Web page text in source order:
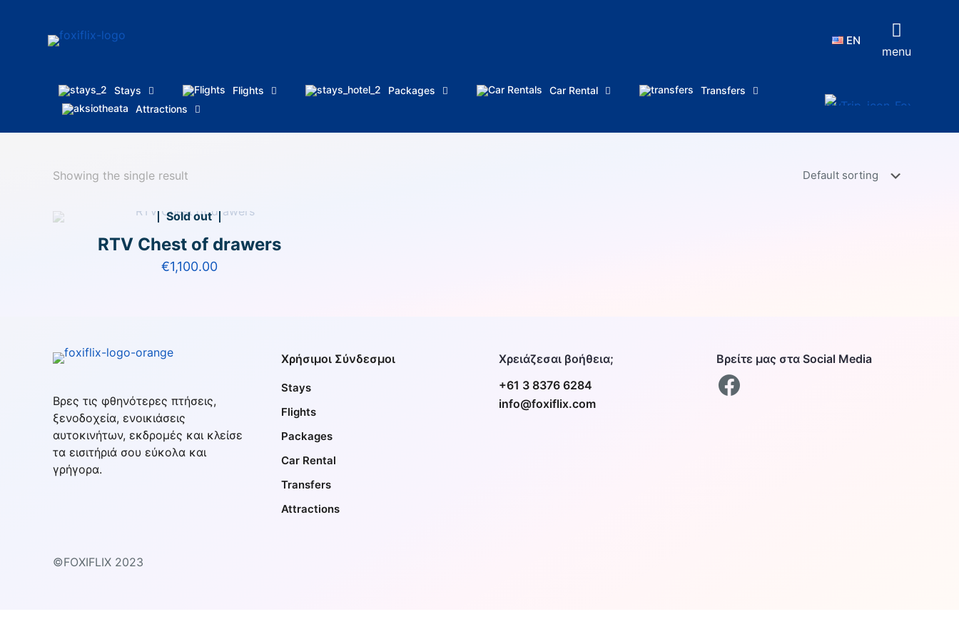
EN
menu
Stays Flights Packages Car Rental
Transfers
Attractions
Showing the single result
Sold out
RTV Chest of drawers
€1,100.00
Βρες τις φθηνότερες πτήσεις,
ξενοδοχεία, ενοικιάσεις
αυτοκινήτων, εκδρομές και κλείσε
τα εισιτήριά σου εύκολα και
γρήγορα.
Χρήσιμοι Σύνδεσμοι
Stays
Flights
Packages
Car Rental
Transfers
Attractions
Χρειάζεσαι βοήθεια;
+61 3 8376 6284
info@foxiflix.com
Βρείτε μας στα Social Media
©FOXIFLIX 2023